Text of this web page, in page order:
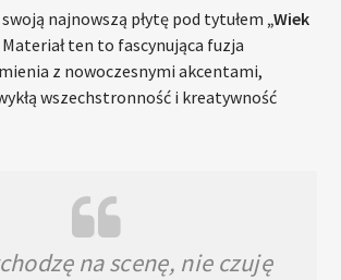
najnowszą płytę pod tytułem „Wiek
Materiał ten to fascynująca fuzja
z nowoczesnymi akcentami,
wszechstronność i kreatywność
na scenę, nie czuję